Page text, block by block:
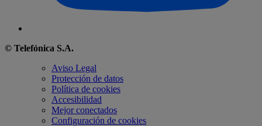
© Telefónica S.A.
Aviso Legal
Protección de datos
Política de cookies
Accesibilidad
Mejor conectados
Configuración de cookies